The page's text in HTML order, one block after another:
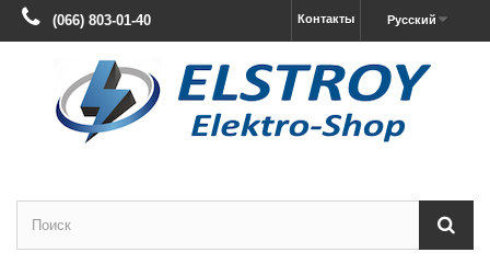
Русский
Контакты
(066) 803-01-40